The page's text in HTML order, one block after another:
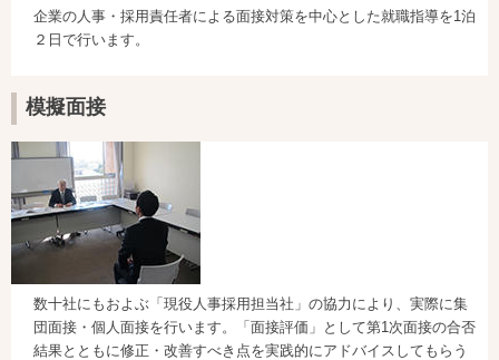
企業の人事・採用責任者による面接対策を中心とした就職指導を1泊
２日で行います。
模擬面接
数十社にもおよぶ「現役人事採用担当社」の協力により、実際に集
団面接・個人面接を行います。「面接評価」として第1次面接の合否
結果とともに修正・改善すべき点を実践的にアドバイスしてもらう